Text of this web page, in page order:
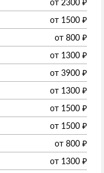
от 2300 ₽
от 1500 ₽
от 800 ₽
от 1300 ₽
от 3900 ₽
от 1300 ₽
от 1500 ₽
от 1500 ₽
от 800 ₽
от 1300 ₽